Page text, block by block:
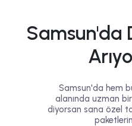
Samsun'da
Samsun'da hem
alanında uzman
diyorsan sana özel